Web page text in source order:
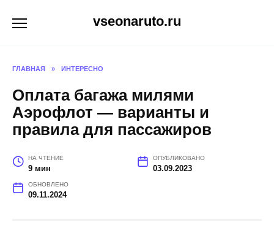
vseonaruto.ru
ГЛАВНАЯ » ИНТЕРЕСНО
Оплата багажа милями
Аэрофлот — варианты и
правила для пассажиров
НА ЧТЕНИЕ
9 мин
ОПУБЛИКОВАНО
03.09.2023
ОБНОВЛЕНО
09.11.2024